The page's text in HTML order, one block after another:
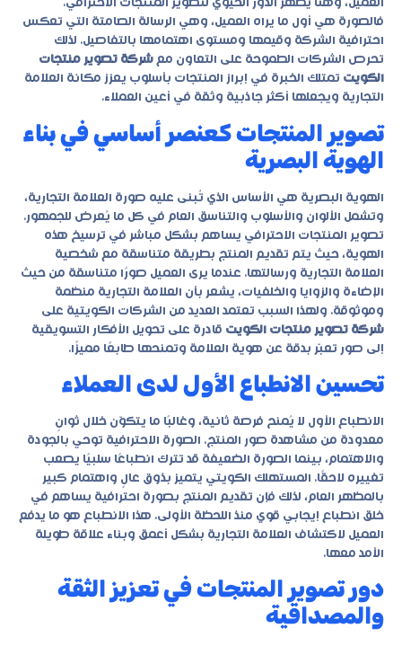
العميل، وهنا يظهر الدور الحيوي لتصوير المنتجات الاحترافي.
فالصورة هي أول ما يراه العميل، وهي الرسالة الصامتة التي تعكس
احترافية الشركة وقيمها ومستوى اهتمامها بالتفاصيل. لذلك
تحرص الشركات الطموحة على التعاون مع شركة تصوير منتجات
الكويت تمتلك الخبرة في إبراز المنتجات بأسلوب يعزز مكانة العلامة
التجارية ويجعلها أكثر جاذبية وثقة في أعين العملاء.
تصوير المنتجات كعنصر أساسي في بناء
الهوية البصرية
الهوية البصرية هي الأساس الذي تُبنى عليه صورة العلامة التجارية،
وتشمل الألوان والأسلوب والتناسق العام في كل ما يُعرض للجمهور.
تصوير المنتجات الاحترافي يساهم بشكل مباشر في ترسيخ هذه
الهوية، حيث يتم تقديم المنتج بطريقة متناسقة مع شخصية
العلامة التجارية ورسالتها. عندما يرى العميل صورًا متناسقة من حيث
الإضاءة والزوايا والخلفيات، يشعر بأن العلامة التجارية منظمة
وموثوقة. ولهذا السبب تعتمد العديد من الشركات الكويتية على
شركة تصوير منتجات الكويت قادرة على تحويل الأفكار التسويقية
إلى صور تعبّر بدقة عن هوية العلامة وتمنحها طابعًا مميزًا.
تحسين الانطباع الأول لدى العملاء
الانطباع الأول لا يُمنح فرصة ثانية، وغالبًا ما يتكوّن خلال ثوانٍ
معدودة من مشاهدة صور المنتج. الصورة الاحترافية توحي بالجودة
والاهتمام، بينما الصورة الضعيفة قد تترك انطباعًا سلبيًا يصعب
تغييره لاحقًا. المستهلك الكويتي يتميز بذوق عالٍ واهتمام كبير
بالمظهر العام، لذلك فإن تقديم المنتج بصورة احترافية يساهم في
خلق انطباع إيجابي قوي منذ اللحظة الأولى. هذا الانطباع هو ما يدفع
العميل لاكتشاف العلامة التجارية بشكل أعمق وبناء علاقة طويلة
الأمد معها.
دور تصوير المنتجات في تعزيز الثقة
والمصداقية